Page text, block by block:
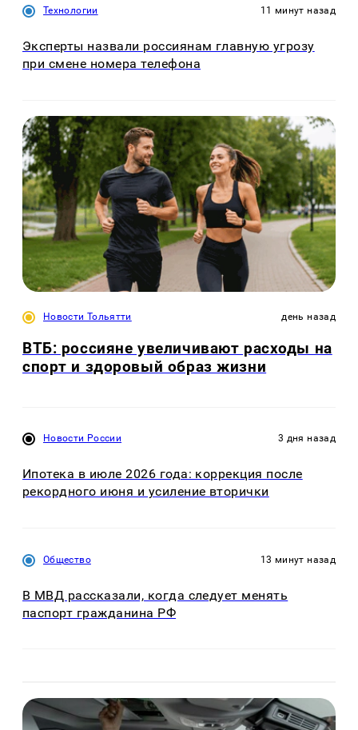
Технологии 11 минут назад
Эксперты назвали россиянам главную угрозу
при смене номера телефона
Новости Тольятти день назад
ВТБ: россияне увеличивают расходы на
спорт и здоровый образ жизни
Новости России 3 дня назад
Ипотека в июле 2026 года: коррекция после
рекордного июня и усиление вторички
Общество 13 минут назад
В МВД рассказали, когда следует менять
паспорт гражданина РФ